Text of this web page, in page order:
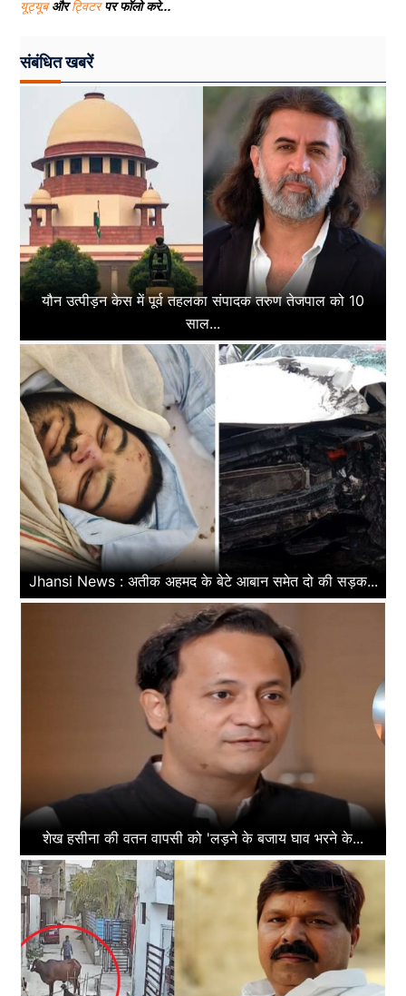
यूट्यूबऔरट्विटरपर फॉलो करे...
संबंधित खबरें
यौन उत्पीड़न केस में पूर्व तहलका संपादक तरुण तेजपाल को 10
साल...
Jhansi News : अतीक अहमद के बेटे आबान समेत दो की सड़क...
शेख हसीना की वतन वापसी को 'लड़ने के बजाय घाव भरने के...